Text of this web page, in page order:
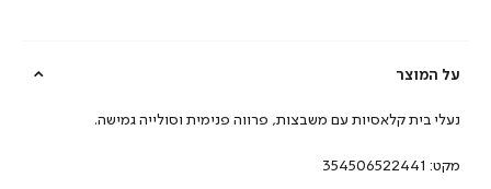
על המוצר
נעלי בית קלאסיות עם משבצות, פרווה פנימית וסולייה גמישה.
מקט: 354506522441